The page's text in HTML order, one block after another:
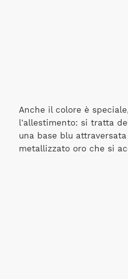
Anche il colore è
l'allestimento: si tratta
una base blu
metallizzato oro che si